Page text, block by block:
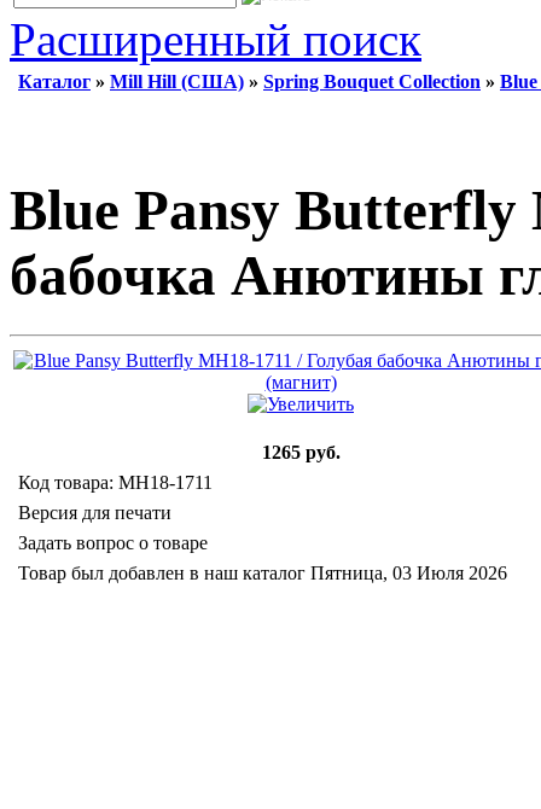
Расширенный поиск
Каталог » Mill Hill (США) » Spring Bouquet Collection »
Blue Pansy Butterfly
бабочка Анютины
1265 руб.
Код товара: MH18-1711
Версия для печати
Задать вопрос о товаре
Товар был добавлен в наш каталог Пятница, 03 Июля 2026